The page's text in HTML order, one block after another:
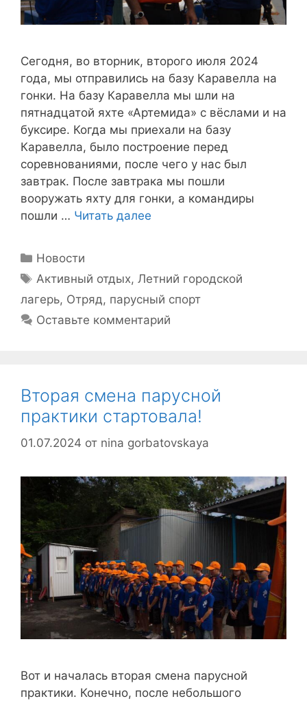
Сегодня, во вторник, второго июля 2024
года, мы отправились на базу Каравелла на
гонки. На базу Каравелла мы шли на
пятнадцатой яхте «Артемида» с вёслами и на
буксире. Когда мы приехали на базу
Каравелла, было построение перед
соревнованиями, после чего у нас был
завтрак. После завтрака мы пошли
вооружать яхту для гонки, а командиры
пошли … Читать далее
Рубрики
Новости
Метки
Активный отдых,Летний городской
лагерь, Отряд, парусный спорт
Оставьте комментарий
Вторая смена парусной
практики стартовала!
01.07.2024 от nina gorbatovskaya
Вот и началась вторая смена парусной
практики. Конечно, после небольшого